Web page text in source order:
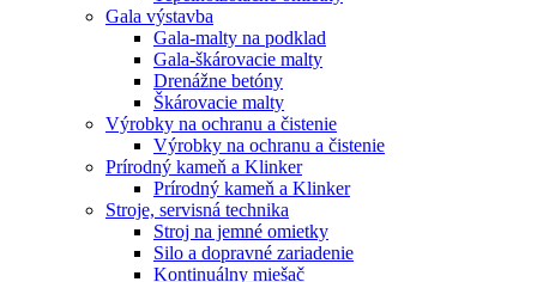
Gala výstavba
Gala-malty na podklad
Gala-škárovacie malty
Drenážne betóny
Škárovacie malty
Výrobky na ochranu a čistenie
Výrobky na ochranu a čistenie
Prírodný kameň a Klinker
Prírodný kameň a Klinker
Stroje, servisná technika
Stroj na jemné omietky
Silo a dopravné zariadenie
Kontinuálny miešač